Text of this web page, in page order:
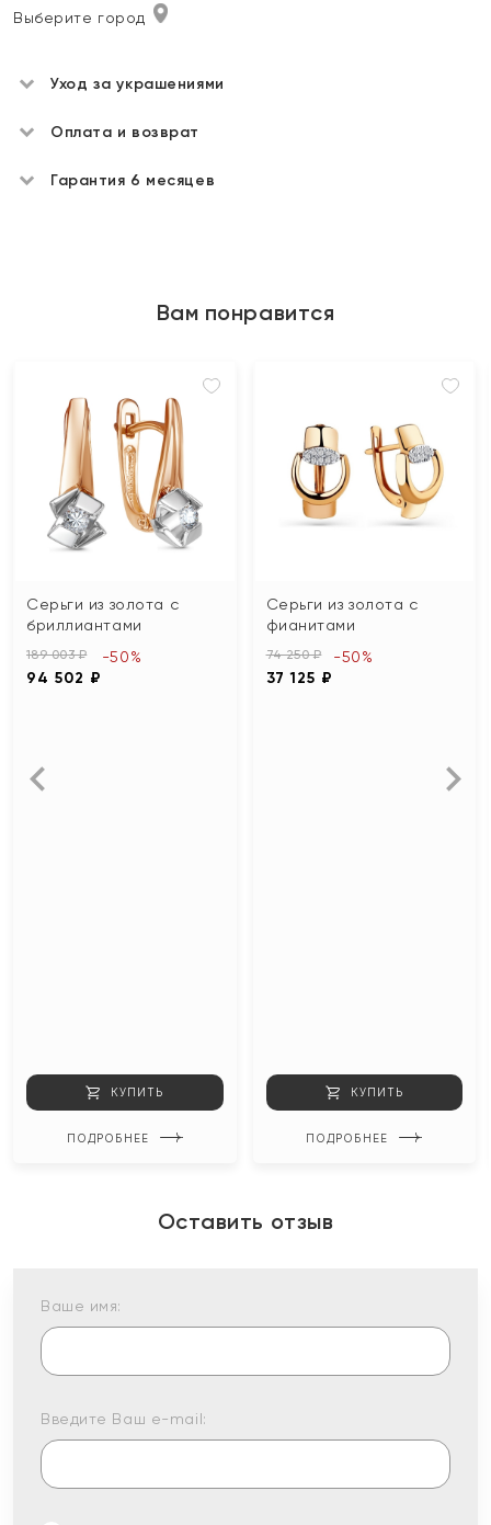
Выберите город
Уход за украшениями
Оплата и возврат
Гарантия 6 месяцев
Вам понравится
Серьги из золота с
бриллиантами
189 003 ₽
94 502 ₽
-50%
КУПИТЬ
ПОДРОБНЕЕ
Серьги из золота с
фианитами
74 250 ₽
37 125 ₽
-50%
КУПИТЬ
ПОДРОБНЕЕ
Оставить отзыв
Ваше имя:
Введите Ваш e-mail: